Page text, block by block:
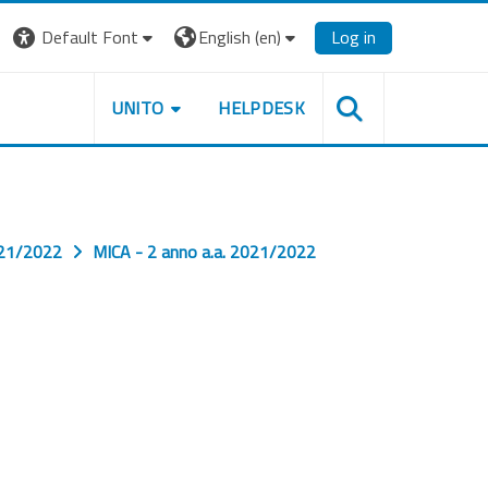
Default Font
English ‎(en)‎ Log in
UNITO HELPDESK
2022
MICA - 2 anno a.a. 2021/2022